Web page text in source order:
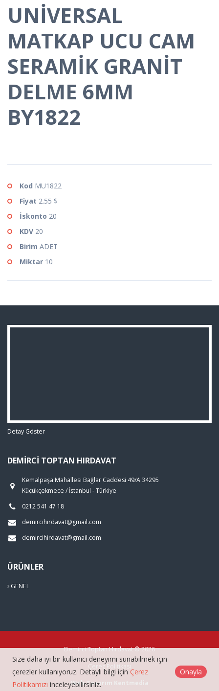
UNİVERSAL
MATKAP UCU CAM
SERAMİK GRANİT
DELME 6MM
BY1822
Kod MU1822
Fiyat 2.55 $
İskonto 20
KDV 20
Birim ADET
Miktar 10
Detay Göster
DEMIRCI TOPTAN HIRDAVAT
Kemalpaşa Mahallesi Bağlar Caddesi 49/A 34295
Küçükçekmece / İstanbul - Türkiye
0212 541 47 18
demircihirdavat@gmail.com
demircihirdavat@gmail.com
ÜRÜNLER
GENEL
Demirci Toptan Hırdavat © 2026
Çerez Politikası
Web Tasarım
Size daha iyi bir kullanıcı deneyimi sunabilmek için
çerezler kullanıyoruz. Detaylı bilgi için Çerez
Politikamızı inceleyebilirsiniz.
Onayla